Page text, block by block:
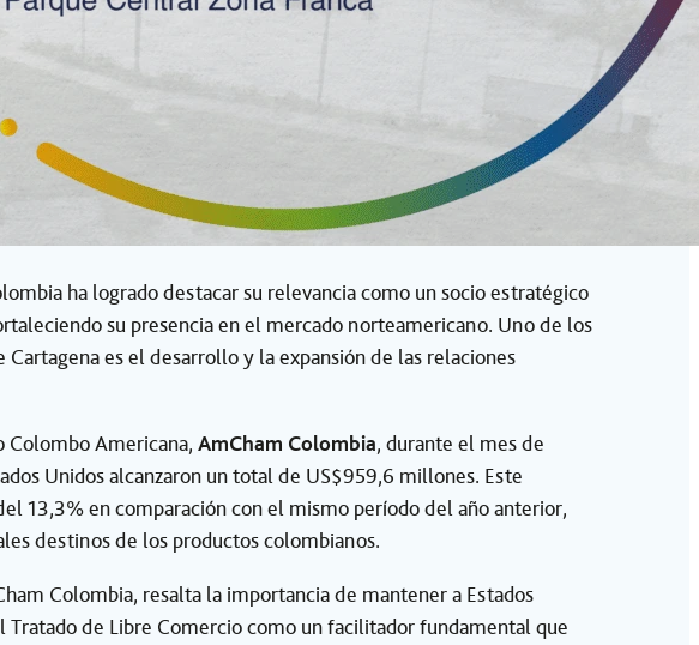
ha logrado destacar su relevancia como un socio estratégico
su presencia en el mercado norteamericano. Uno de los
es el desarrollo y la expansión de las relaciones
Colombo Americana, AmCham Colombia, durante el mes de
Unidos alcanzaron un total de US$959,6 millones. Este
13,3% en comparación con el mismo período del año anterior,
destinos de los productos colombianos.
Colombia, resalta la importancia de mantener a Estados
de Libre Comercio como un facilitador fundamental que